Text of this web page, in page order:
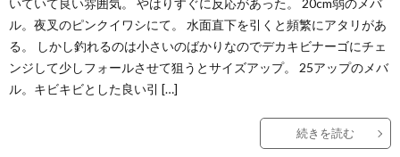
いていて良い雰囲気。 やはりすぐに反応があった。 20cm弱のメバ
ル。夜叉のピンクイワシにて。 水面直下を引くと頻繁にアタリがあ
る。 しかし釣れるのは小さいのばかりなのでデカキビナーゴにチェ
ンジして少しフォールさせて狙うとサイズアップ。 25アップのメバ
ル。キビキビとした良い引 […]
続きを読む